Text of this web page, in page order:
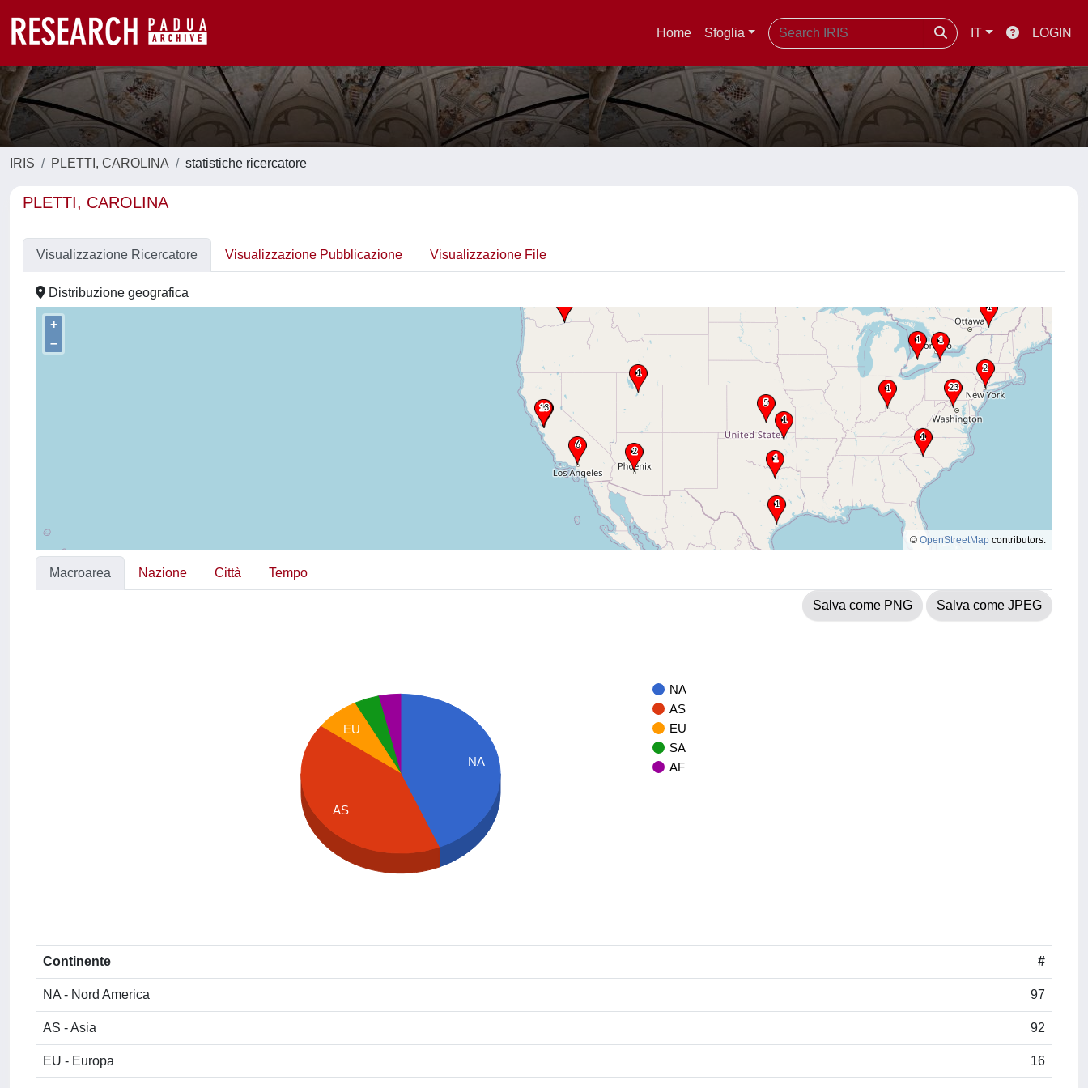
Home Sfoglia IT LOGIN
IRIS PLETTI, CAROLINA statistiche ricercatore
PLETTI, CAROLINA
Visualizzazione Ricercatore Visualizzazione Pubblicazione Visualizzazione File
Distribuzione geografica
+
–
© OpenStreetMap contributors.
Macroarea Nazione Città Tempo
Salva come PNG Salva come JPEG
NA
AS
EU
SA
AF
NA
EU
AS
Continente #
NA - Nord America 97
AS - Asia 92
EU - Europa 16